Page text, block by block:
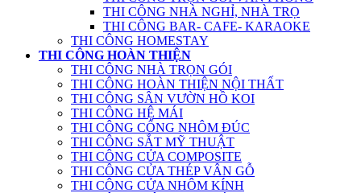
THI CÔNG NHÀ NGHỈ, NHÀ TRỌ
THI CÔNG BAR- CAFE- KARAOKE
THI CÔNG HOMESTAY
THI CÔNG HOÀN THIỆN
THI CÔNG NHÀ TRỌN GÓI
THI CÔNG HOÀN THIỆN NỘI THẤT
THI CÔNG SÂN VƯỜN HỒ KOI
THI CÔNG HỆ MÁI
THI CÔNG CỔNG NHÔM ĐÚC
THI CÔNG SẮT MỸ THUẬT
THI CÔNG CỬA COMPOSITE
THI CÔNG CỬA THÉP VÂN GỖ
THI CÔNG CỬA NHÔM KÍNH